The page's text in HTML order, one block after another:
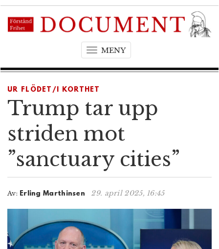
MENYT
g
e
i
g
t
UR FLÖDET/I KORTHET
Trump tar upp
striden mot
”sanctuary cities”
Av: Erling Marthinsen 29. april 2025, 16:45